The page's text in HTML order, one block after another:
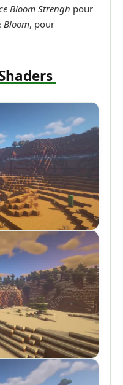
Bloom Strengh pour
Bloom, pour